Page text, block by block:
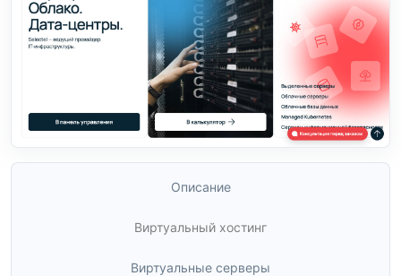
Описание
Виртуальный хостинг
Виртуальные серверы